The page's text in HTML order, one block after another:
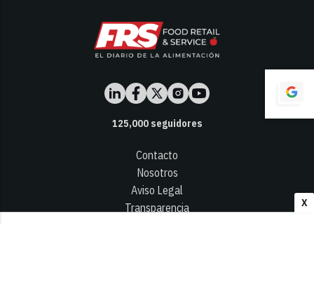
X
125,000seguidores
Contacto
Nosotros
Aviso Legal
Transparencia